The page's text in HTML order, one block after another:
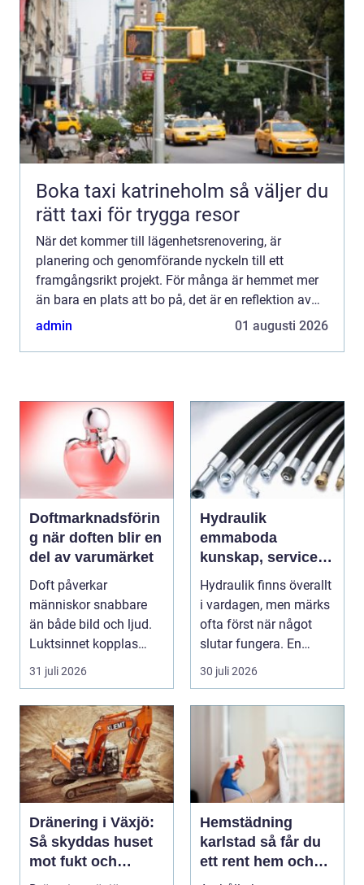
Boka taxi katrineholm så väljer du
rätt taxi för trygga resor
När det kommer till lägenhetsrenovering, är
planering och genomförande nyckeln till ett
framgångsrikt projekt. För många är hemmet mer
än bara en plats att bo på, det är en reflektion av
ens p...
admin 01 augusti 2026
Doftmarknadsförin
g när doften blir en
del av varumärket
Doft påverkar
människor snabbare
än både bild och ljud.
Luktsinnet kopplas
direkt till hjärnans
cent...
31 juli 2026
Hydraulik
emmaboda
kunskap, service
och rätt lösningar
när du behöver
dem
Hydraulik finns överallt
i vardagen, men märks
ofta först när något
slutar fungera. En
läckande slan...
30 juli 2026
Dränering i Växjö:
Så skyddas huset
mot fukt och
vattenskador
Hemstädning
karlstad så får du
ett rent hem och
mer tid över